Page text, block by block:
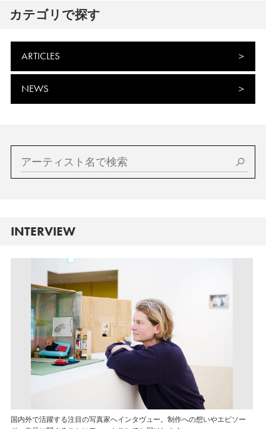
カテゴリで探す
ARTICLES
NEWS
INTERVIEW
国内外で活躍する注目の写真家へインタヴュー。制作への想いやエピソー